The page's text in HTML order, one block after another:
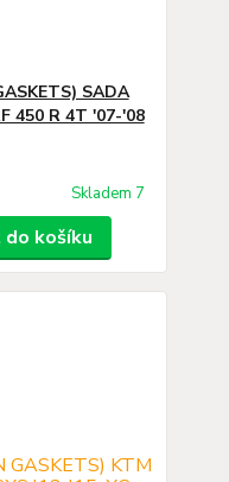
SADA
450 R 4T '07-'08
Skladem 7
košíku